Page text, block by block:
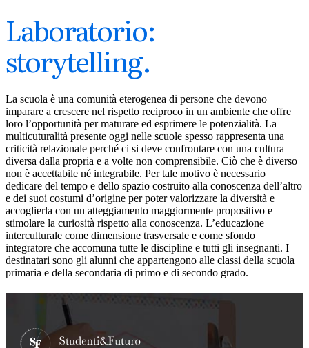
Laboratorio:
storytelling.
La scuola è una comunità eterogenea di persone che devono
imparare a crescere nel rispetto reciproco in un ambiente che offre
loro l’opportunità per maturare ed esprimere le potenzialità. La
multicuturalità presente oggi nelle scuole spesso rappresenta una
criticità relazionale perché ci si deve confrontare con una cultura
diversa dalla propria e a volte non comprensibile. Ciò che è diverso
non è accettabile né integrabile. Per tale motivo è necessario
dedicare del tempo e dello spazio costruito alla conoscenza dell’altro
e dei suoi costumi d’origine per poter valorizzare la diversità e
accoglierla con un atteggiamento maggiormente propositivo e
stimolare la curiosità rispetto alla conoscenza. L’educazione
interculturale come dimensione trasversale e come sfondo
integratore che accomuna tutte le discipline e tutti gli insegnanti. I
destinatari sono gli alunni che appartengono alle classi della scuola
primaria e della secondaria di primo e di secondo grado.